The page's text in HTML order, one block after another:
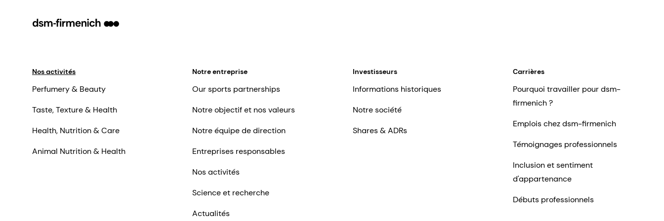
Nos activités
Perfumery & Beauty
Taste, Texture & Health
Health, Nutrition & Care
Animal Nutrition & Health
Notre entreprise
Our sports partnerships
Notre objectif et nos valeurs
Notre équipe de direction
Entreprises responsables
Nos activités
Science et recherche
Actualités
Investisseurs
Informations historiques
Notre société
Shares & ADRs
Carrières
Pourquoi travailler pour dsm-
firmenich ?
Emplois chez dsm-firmenich
Témoignages professionnels
Inclusion et sentiment
d'appartenance
Débuts professionnels